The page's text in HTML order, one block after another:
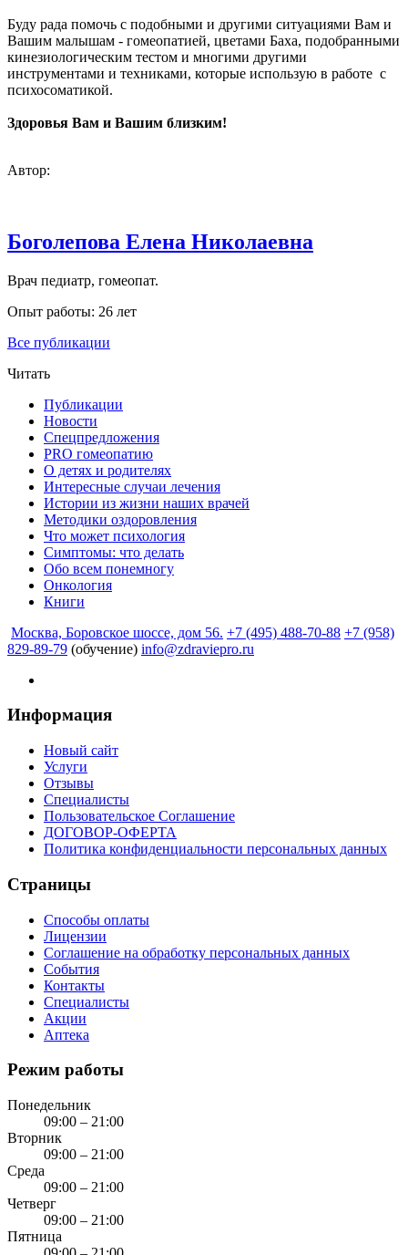
Буду рада помочь с подобными и другими ситуациями Вам и
Вашим малышам - гомеопатией, цветами Баха, подобранными
кинезиологическим тестом и многими другими
инструментами и техниками, которые использую в работе с
психосоматикой.
Здоровья Вам и Вашим близким!
Автор:
Боголепова Елена Николаевна
Врач педиатр, гомеопат.
Опыт работы: 26 лет
Все публикации
Читать
Публикации
Новости
Спецпредложения
PRO гомеопатию
О детях и родителях
Интересные случаи лечения
Истории из жизни наших врачей
Методики оздоровления
Что может психология
Симптомы: что делать
Обо всем понемногу
Онкология
Книги
Москва, Боровское шоссе, дом 56. +7 (495) 488-70-88 +7 (958)
829-89-79 (обучение) info@zdraviepro.ru
Информация
Новый сайт
Услуги
Отзывы
Специалисты
Пользовательское Соглашение
ДОГОВОР-ОФЕРТА
Политика конфиденциальности персональных данных
Страницы
Способы оплаты
Лицензии
Соглашение на обработку персональных данных
События
Контакты
Специалисты
Акции
Аптека
Режим работы
Понедельник
09:00 – 21:00
Вторник
09:00 – 21:00
Среда
09:00 – 21:00
Четверг
09:00 – 21:00
Пятница